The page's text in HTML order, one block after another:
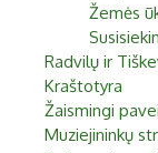
Žemės
Radvilų ir
Kraštotyra
Žaismingi
Muziejininkų